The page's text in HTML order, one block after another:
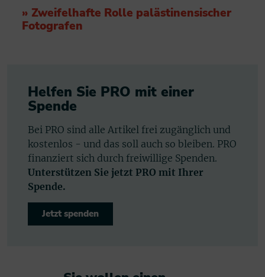
» Zweifelhafte Rolle palästinensischer
Fotografen
Helfen Sie PRO mit einer
Spende
Bei PRO sind alle Artikel frei zugänglich und
kostenlos - und das soll auch so bleiben. PRO
finanziert sich durch freiwillige Spenden.
Unterstützen Sie jetzt PRO mit Ihrer
Spende.
Jetzt spenden